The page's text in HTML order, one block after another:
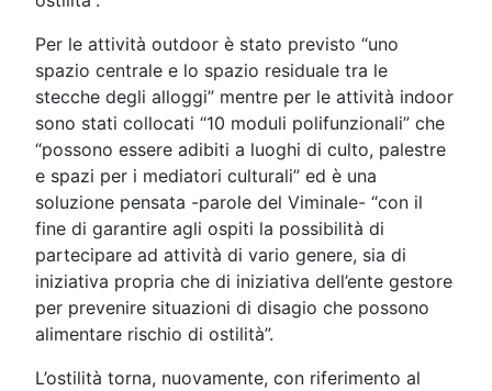
Per le attività outdoor è stato previsto “uno
spazio centrale e lo spazio residuale tra le
stecche degli alloggi” mentre per le attività indoor
sono stati collocati “10 moduli polifunzionali” che
“possono essere adibiti a luoghi di culto, palestre
e spazi per i mediatori culturali” ed è una
soluzione pensata -parole del Viminale- “con il
fine di garantire agli ospiti la possibilità di
partecipare ad attività di vario genere, sia di
iniziativa propria che di iniziativa dell’ente gestore
per prevenire situazioni di disagio che possono
alimentare rischio di ostilità”.
L’ostilità torna, nuovamente, con riferimento al